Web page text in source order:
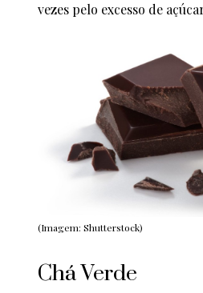
vezes pelo excesso de
(Imagem: Shutterstock)
Chá Verde